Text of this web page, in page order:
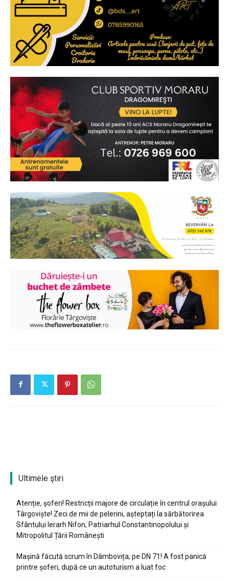
Ultimele ştiri
Atenție, șoferi! Restricții majore de circulație în centrul orașului
Târgoviște! Zeci de mii de pelerini, așteptați la sărbătorirea
Sfântului Ierarh Nifon, Patriarhul Constantinopolului și
Mitropolitul Țării Românești
Mașină făcută scrum în Dâmbovița, pe DN 71! A fost panică
printre șoferi, după ce un autoturism a luat foc